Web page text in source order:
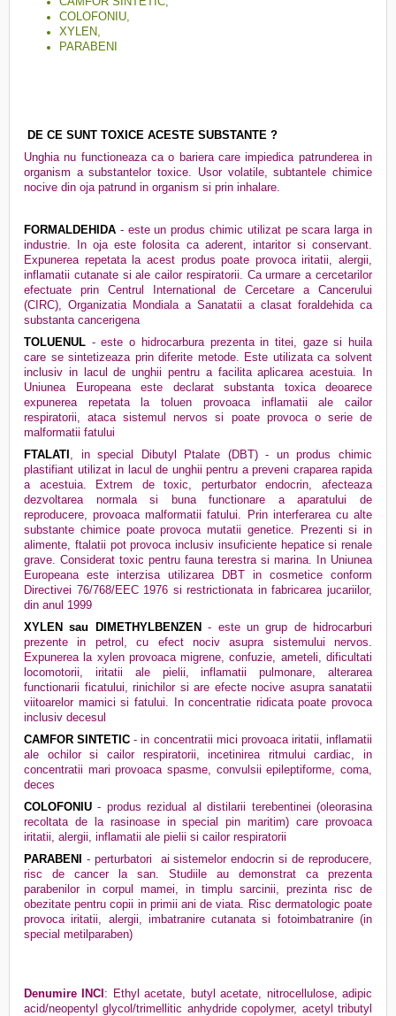
COLOFONIU,
XYLEN,
PARABENI
DE CE SUNT TOXICE ACESTE SUBSTANTE ?
Unghia nu functioneaza ca o bariera care impiedica patrunderea in
organism a substantelor toxice. Usor volatile, subtantele chimice
nocive din oja patrund in organism si prin inhalare.
FORMALDEHIDA - este un produs chimic utilizat pe scara larga in
industrie. In oja este folosita ca aderent, intaritor si conservant.
Expunerea repetata la acest produs poate provoca iritatii, alergii,
inflamatii cutanate si ale cailor respiratorii. Ca urmare a cercetarilor
efectuate prin Centrul International de Cercetare a Cancerului
(CIRC), Organizatia Mondiala a Sanatatii a clasat foraldehida ca
substanta cancerigena
TOLUENUL - este o hidrocarbura prezenta in titei, gaze si huila
care se sintetizeaza prin diferite metode. Este utilizata ca solvent
inclusiv in lacul de unghii pentru a facilita aplicarea acestuia. In
Uniunea Europeana este declarat substanta toxica deoarece
expunerea repetata la toluen provoaca inflamatii ale cailor
respiratorii, ataca sistemul nervos si poate provoca o serie de
malformatii fatului
FTALATI , in special Dibutyl Ptalate (DBT) - un produs chimic
plastifiant utilizat in lacul de unghii pentru a preveni craparea rapida
a acestuia. Extrem de toxic, perturbator endocrin, afecteaza
dezvoltarea normala si buna functionare a aparatului de
reproducere, provoaca malformatii fatului. Prin interferarea cu alte
substante chimice poate provoca mutatii genetice. Prezenti si in
alimente, ftalatii pot provoca inclusiv insuficiente hepatice si renale
grave. Considerat toxic pentru fauna terestra si marina. In Uniunea
Europeana este interzisa utilizarea DBT in cosmetice conform
Directivei 76/768/EEC 1976 si restrictionata in fabricarea jucariilor,
din anul 1999
XYLEN sau DIMETHYLBENZEN - este un grup de hidrocarburi
prezente in petrol, cu efect nociv asupra sistemului nervos.
Expunerea la xylen provoaca migrene, confuzie, ameteli, dificultati
locomotorii, iritatii ale pielii, inflamatii pulmonare, alterarea
functionarii ficatului, rinichilor si are efecte nocive asupra sanatatii
viitoarelor mamici si fatului. In concentratie ridicata poate provoca
inclusiv decesul
CAMFOR SINTETIC - in concentratii mici provoaca iritatii, inflamatii
ale ochilor si cailor respiratorii, incetinirea ritmului cardiac, in
concentratii mari provoaca spasme, convulsii epileptiforme, coma,
deces
COLOFONIU - produs rezidual al distilarii terebentinei (oleorasina
recoltata de la rasinoase in special pin maritim) care provoaca
iritatii, alergii, inflamatii ale pielii si cailor respiratorii
PARABENI - perturbatori
ai sistemelor endocrin si de reproducere,
risc de cancer la san. Studiile au demonstrat ca prezenta
parabenilor in corpul mamei, in timplu sarcinii, prezinta risc de
obezitate pentru copii in primii ani de viata. Risc dermatologic poate
provoca iritatii, alergii, imbatranire cutanata si fotoimbatranire (in
special metilparaben)
Denumire INCI : Ethyl acetate, butyl acetate, nitrocellulose, adipic
acid/neopentyl glycol/trimellitic anhydride copolymer, acetyl tributyl